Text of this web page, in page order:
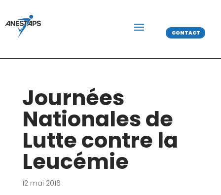
CONTACT
Journées
Nationales de
Lutte contre la
Leucémie
12 mai 2016